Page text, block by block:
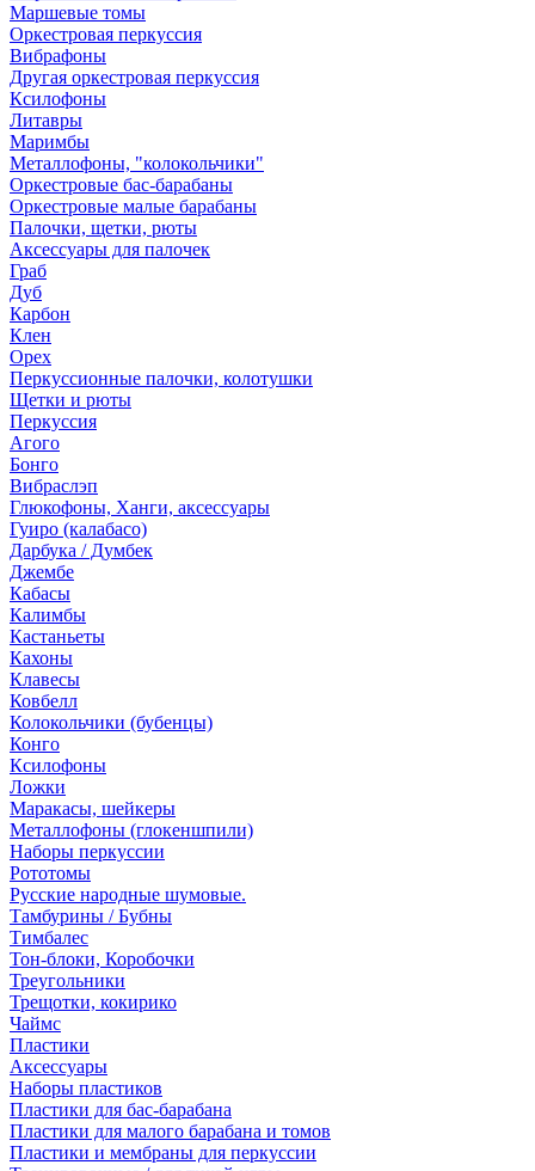
Маршевые томы
Оркестровая перкуссия
Вибрафоны
Другая оркестровая перкуссия
Ксилофоны
Литавры
Маримбы
Металлофоны, "колокольчики"
Оркестровые бас-барабаны
Оркестровые малые барабаны
Палочки, щетки, рюты
Аксессуары для палочек
Граб
Дуб
Карбон
Клен
Орех
Перкуссионные палочки, колотушки
Щетки и рюты
Перкуссия
Агого
Бонго
Вибраслэп
Глюкофоны, Ханги, аксессуары
Гуиро (калабасо)
Дарбука / Думбек
Джембе
Кабасы
Калимбы
Кастаньеты
Кахоны
Клавесы
Ковбелл
Колокольчики (бубенцы)
Конго
Ксилофоны
Ложки
Маракасы, шейкеры
Металлофоны (глокеншпили)
Наборы перкуссии
Рототомы
Русские народные шумовые.
Тамбурины / Бубны
Тимбалес
Тон-блоки, Коробочки
Треугольники
Трещотки, кокирико
Чаймс
Пластики
Аксессуары
Наборы пластиков
Пластики для бас-барабана
Пластики для малого барабана и томов
Пластики и мембраны для перкуссии